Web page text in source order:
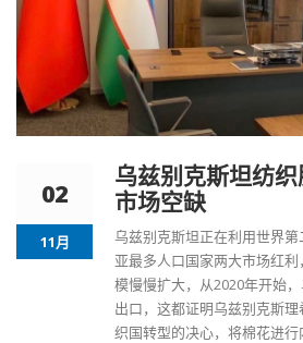
02
11月
乌兹别克斯坦纺
市场空缺
乌兹别克斯坦正在利用世界
亚最多人口国家两大市场红
模慢慢扩大，从2020年开始，
出口，这都证明乌兹别克斯
织国转型的决心，将棉花进